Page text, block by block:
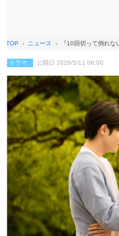
TOP ニュース 『10回切って倒れ
ドラマ 公開日 2026/5/11 06:00